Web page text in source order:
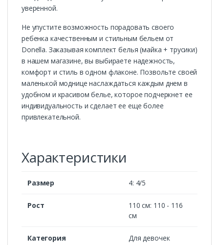
уверенной.
Не упустите возможность порадовать своего
ребенка качественным и стильным бельем от
Donella. Заказывая комплект белья (майка + трусики)
в нашем магазине, вы выбираете надежность,
комфорт и стиль в одном флаконе. Позвольте своей
маленькой моднице наслаждаться каждым днем в
удобном и красивом белье, которое подчеркнет ее
индивидуальность и сделает ее еще более
привлекательной.
Характеристики
Размер 4: 4/5
Рост
110 см: 110 - 116
см
Категория Для девочек